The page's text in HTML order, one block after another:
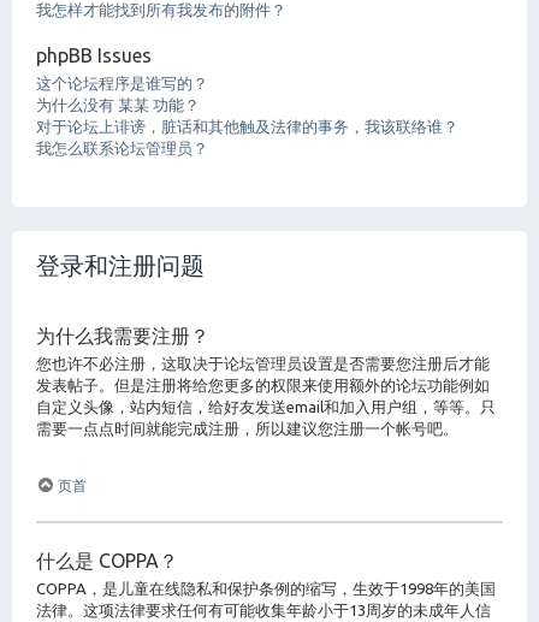
我怎样才能找到所有我发布的附件？
phpBB Issues
这个论坛程序是谁写的？
为什么没有 某某 功能？
对于论坛上诽谤，脏话和其他触及法律的事务，我该联络谁？
我怎么联系论坛管理员？
登录和注册问题
为什么我需要注册？
您也许不必注册，这取决于论坛管理员设置是否需要您注册后才能
发表帖子。但是注册将给您更多的权限来使用额外的论坛功能例如
自定义头像，站内短信，给好友发送email和加入用户组，等等。只
需要一点点时间就能完成注册，所以建议您注册一个帐号吧。
页首
什么是 COPPA？
COPPA，是儿童在线隐私和保护条例的缩写，生效于1998年的美国
法律。这项法律要求任何有可能收集年龄小于13周岁的未成年人信